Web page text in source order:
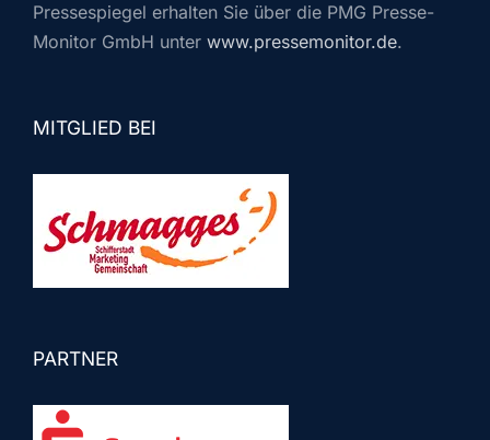
Pressespiegel erhalten Sie über die PMG Presse-
Monitor GmbH unter www.pressemonitor.de.
MITGLIED BEI
PARTNER